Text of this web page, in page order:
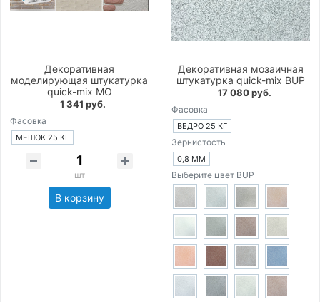
Декоративная
моделирующая штукатурка
quick-mix MO
1 341 руб.
Фасовка
МЕШОК 25 КГ
шт
В корзину
Декоративная мозаичная
штукатурка quick-mix BUP
17 080 руб.
Фасовка
ВЕДРО 25 КГ
Зернистость
0,8 ММ
Выберите цвет BUP